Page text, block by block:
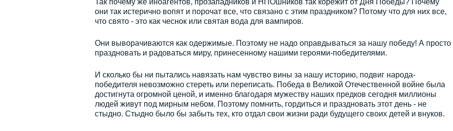
Так почему же иноагентов, прозападников и НПОшников так корежит от Дня Победы? Почему
они так истерично вопят и порочат все, что связано с этим праздником? Потому что для них все,
что свято - это как чеснок или святая вода для вампиров.
Они выворачиваются как одержимые. Поэтому не надо оправдываться за нашу победу! А просто
праздновать и радоваться миру, принесенному нашими героями-победителями.
И сколько бы ни пытались навязать нам чувство вины за нашу историю, подвиг народа-
победителя невозможно стереть или переписать. Победа в Великой Отечественной войне была
достигнута огромной ценой, и именно благодаря мужеству наших предков сегодня миллионы
людей живут под мирным небом. Поэтому помнить, гордиться и праздновать этот день - не
стыдно. Стыдно было бы забыть тех, кто отдал свои жизни ради будущего своих детей и внуков.